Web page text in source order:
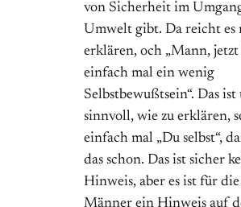
von Sicherheit im
Umwelt gibt. Da reicht es
erklären, och „Mann, jetzt
einfach mal ein wenig
Selbstbewußtsein“. Das
sinnvoll, wie zu erklären,
einfach mal „Du selbst“,
das schon. Das ist sicher
Hinweis, aber es ist für
Männer ein Hinweis auf